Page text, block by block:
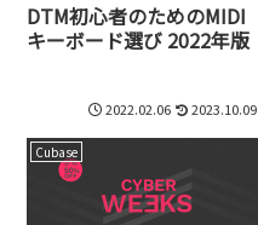
DTM初心者のためのMIDI
キーボード選び 2022年版
2022.02.06 2023.10.09
Cubase